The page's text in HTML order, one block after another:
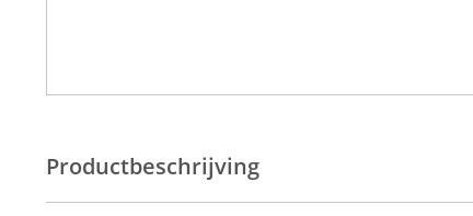
Productbeschrijving